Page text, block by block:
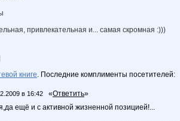
привлекательная и... самая скромная :)))
книге. Последние комплименты посетителей:
в 16:42 «Ответить»
ещё и с активной жизненной позицией!...